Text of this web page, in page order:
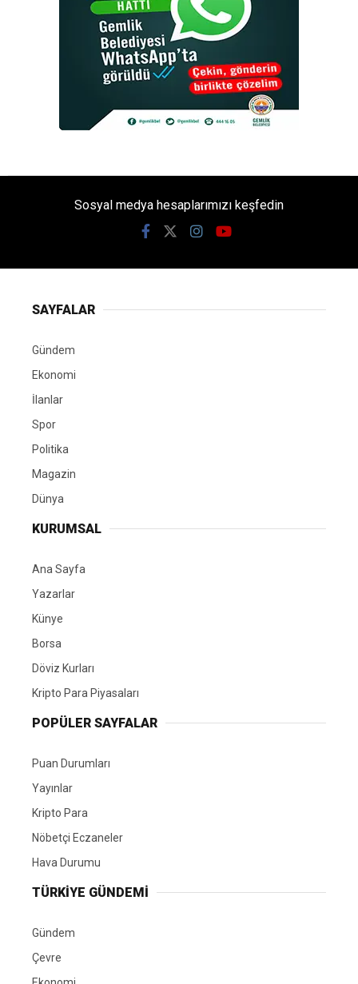
Sosyal medya hesaplarımızı keşfedin
SAYFALAR
Gündem
Ekonomi
İlanlar
Spor
Politika
Magazin
Dünya
KURUMSAL
Ana Sayfa
Yazarlar
Künye
Borsa
Döviz Kurları
Kripto Para Piyasaları
POPÜLER SAYFALAR
Puan Durumları
Yayınlar
Kripto Para
Nöbetçi Eczaneler
Hava Durumu
TÜRKIYE GÜNDEMI
Gündem
Çevre